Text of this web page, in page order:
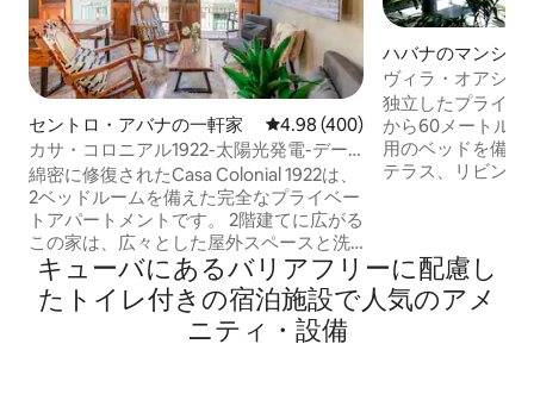
セントロ・アバナの一軒家 レビュー400件、5つ星中4.98つ
4.98 (400)
カサ・コロニアル1922-太陽光発電-デー
タインターネット
綿密に修復されたCasa Colonial 1922は、
2ベッドルームを備えた完全なプライベー
トアパートメントです。 2階建てに広がる
この家は、広々とした屋外スペースと洗
練された快適さを備えています。 この別
荘には、70フィートのバルコニー、16フ
ィートの天井、螺旋階段、屋上庭園、オ
リジナルタイル、6つのエアコンと扇風
ハバナのマンショ
ト
ヴィラ・オアシス
ビーチ
独立したプライベ
から60メートル
用のベッドを備え
テラス、リビング
トエアコン、24
器、セーフティボックス 駐車
プールエリア ご希望の場合は、美味しい
キューバにあるバリアフリーに配慮し
たトイレ付きの宿泊施設で人気のアメ
ニティ・設備